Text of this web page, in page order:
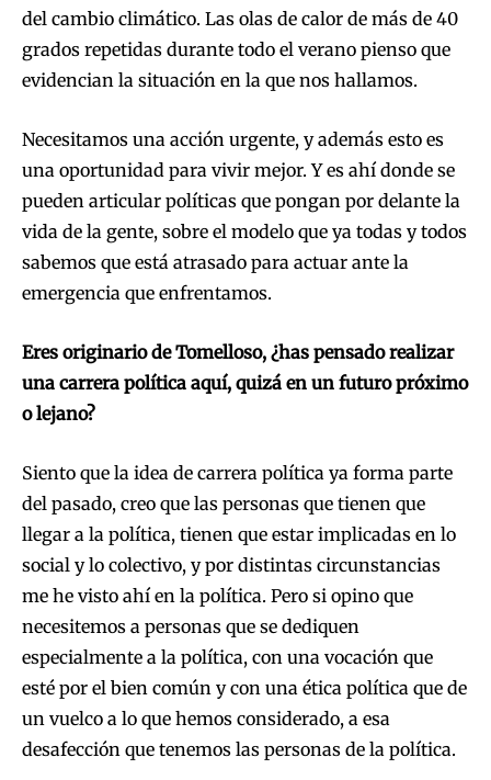
del cambio climático. Las olas de calor de más de 40
grados repetidas durante todo el verano pienso que
evidencian la situación en la que nos hallamos.
Necesitamos una acción urgente, y además esto es
una oportunidad para vivir mejor. Y es ahí donde se
pueden articular políticas que pongan por delante la
vida de la gente, sobre el modelo que ya todas y todos
sabemos que está atrasado para actuar ante la
emergencia que enfrentamos.
Eres originario de Tomelloso, ¿has pensado realizar
una carrera política aquí, quizá en un futuro próximo
o lejano?
Siento que la idea de carrera política ya forma parte
del pasado, creo que las personas que tienen que
llegar a la política, tienen que estar implicadas en lo
social y lo colectivo, y por distintas circunstancias
me he visto ahí en la política. Pero si opino que
necesitemos a personas que se dediquen
especialmente a la política, con una vocación que
esté por el bien común y con una ética política que de
un vuelco a lo que hemos considerado, a esa
desafección que tenemos las personas de la política.